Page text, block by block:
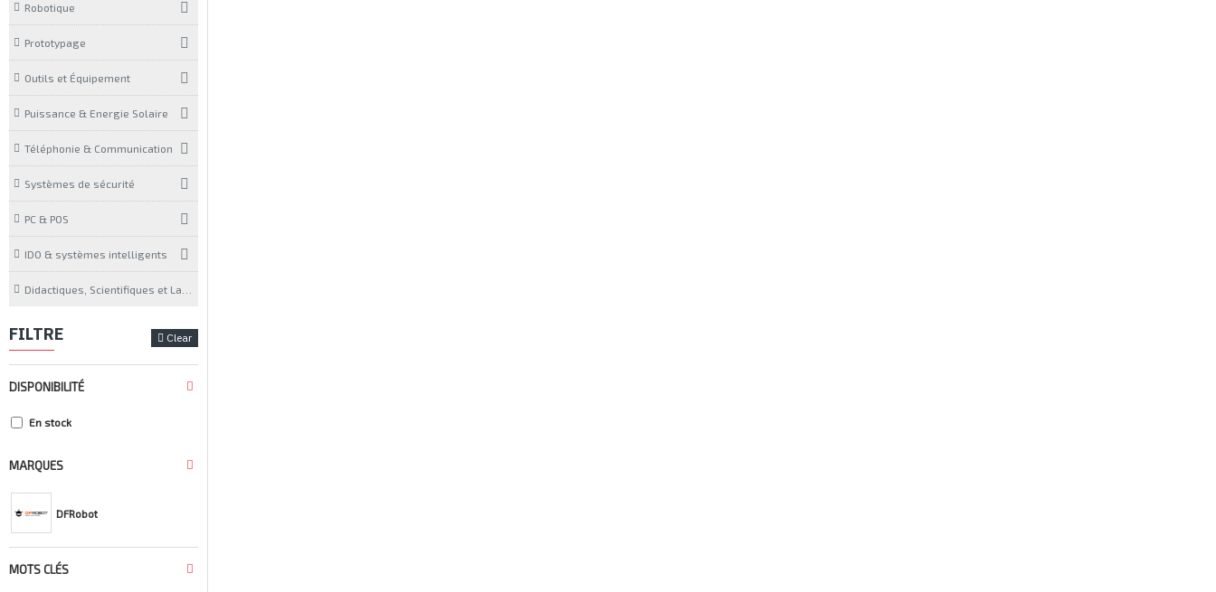
Robotique
Prototypage
Outils et Équipement
Puissance & Energie Solaire
Téléphonie & Communication
Systèmes de sécurité
PC & POS
IDO & systèmes intelligents
FILTRE Clear
MARQUES
DFRobot
MOTS CLÉS
DISPONIBILITÉ
En stock